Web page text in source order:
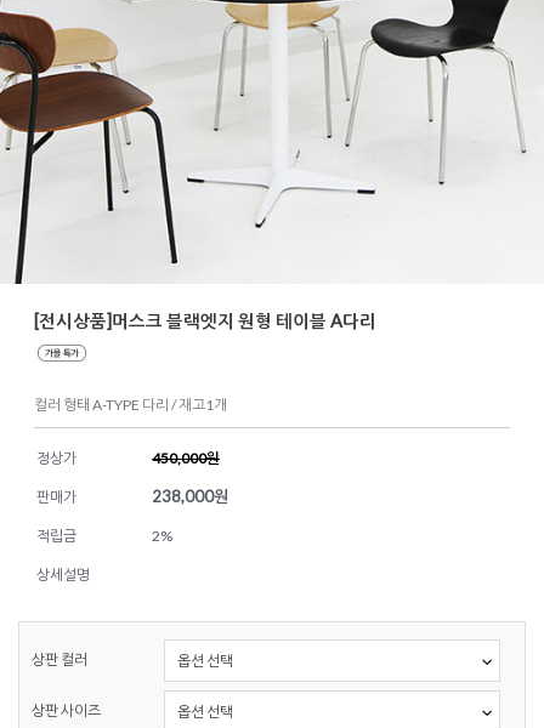
[전시상품]머스크 블랙엣지 원형 테이블 A다리
컬러 형태 A-TYPE 다리 / 재고1개
정상가 450,000원
판매가 238,000원
적립금 2%
상세설명
상판 컬러
상판 사이즈